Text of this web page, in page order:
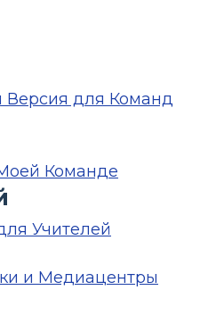
Версия для Команд
Команде
Учителей
и Медиацентры